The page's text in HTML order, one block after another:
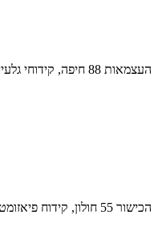
העצמאות 88 חיפה, קידוחי גלעין לעומק 60 מטר
הכישור 55 חולון, קידוח פיאזומטר לעומק 40 מטר